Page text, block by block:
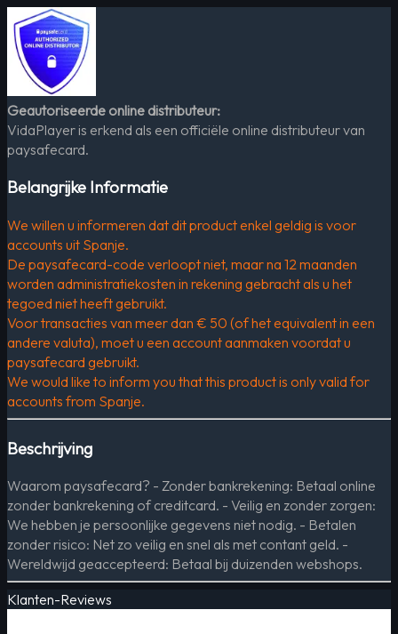
Geautoriseerde online distributeur:
VidaPlayer is erkend als een officiële online distributeur van
paysafecard.
Belangrijke Informatie
We willen u informeren dat dit product enkel geldig is voor
accounts uit Spanje.
De paysafecard-code verloopt niet, maar na 12 maanden
worden administratiekosten in rekening gebracht als u het
tegoed niet heeft gebruikt.
Voor transacties van meer dan € 50 (of het equivalent in een
andere valuta), moet u een account aanmaken voordat u
paysafecard gebruikt.
We would like to inform you that this product is only valid for
accounts from Spanje.
Beschrijving
Waarom paysafecard? - Zonder bankrekening: Betaal online
zonder bankrekening of creditcard. - Veilig en zonder zorgen:
We hebben je persoonlijke gegevens niet nodig. - Betalen
zonder risico: Net zo veilig en snel als met contant geld. -
Wereldwijd geaccepteerd: Betaal bij duizenden webshops.
Klanten-Reviews